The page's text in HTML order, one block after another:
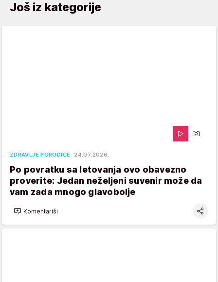
Još iz kategorije
ZDRAVLJE PORODICE 24.07.2026.
Po povratku sa letovanja ovo obavezno
proverite: Jedan neželjeni suvenir može da
vam zada mnogo glavobolje
Komentariši